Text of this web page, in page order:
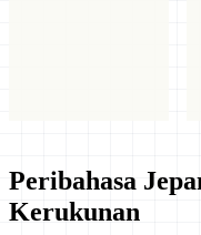
Peribahasa
Kerukunan